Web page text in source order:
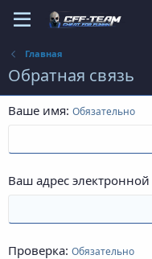
Главная
Обратная связь
Ваше имя Обязательно
Ваш адрес
Проверка Обязательно